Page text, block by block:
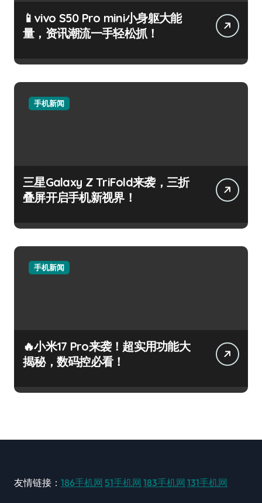
📱vivo S50 Pro mini小身躯大能
量，资讯潮流一手轻松抓！
手机新闻
三星Galaxy Z TriFold来袭，三折
叠屏开启手机新视界！
手机新闻
🔥小米17 Pro来袭！超实用功能大
揭秘，数码控必看！
友情链接： 186手机网 51手机网 183手机网 131手机网